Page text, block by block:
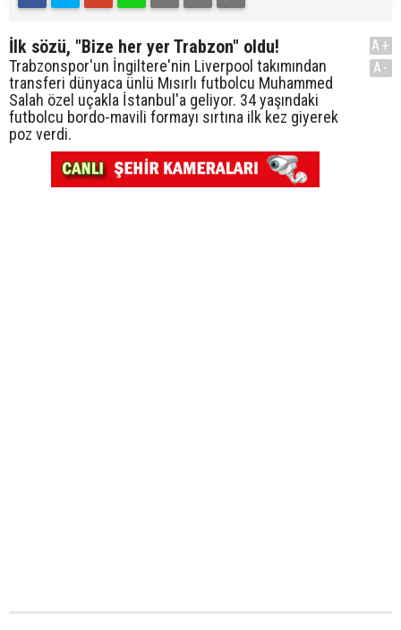
İlk sözü, "Bize her yer Trabzon" oldu!
Trabzonspor'un İngiltere'nin Liverpool takımından
transferi dünyaca ünlü Mısırlı futbolcu Muhammed
Salah özel uçakla İstanbul'a geliyor. 34 yaşındaki
futbolcu bordo-mavili formayı sırtına ilk kez giyerek
poz verdi.
A+
A-